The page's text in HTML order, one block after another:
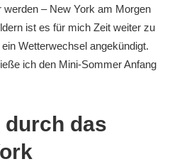
– New York am Morgen
ist es für mich Zeit weiter zu
Wetterwechsel angekündigt.
ich den Mini-Sommer Anfang
durch das